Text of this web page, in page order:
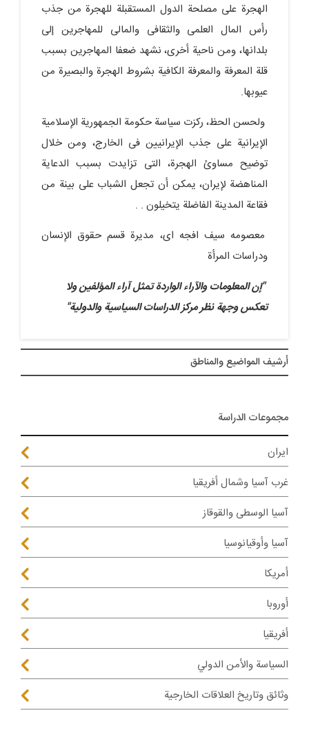
الهجرة على مصلحة الدول المستقبلة للهجرة من جذب
رأس المال العلمی والثقافی والمالی للمهاجرین إلى
بلدانها، ومن ناحیة أخرى، نشهد ضعفا المهاجرین بسبب
قلة المعرفة والمعرفة الکافیة بشروط الهجرة والبصیرة من
عیوبها.
ولحسن الحظ، رکزت سیاسة حکومة الجمهوریة الإسلامیة
الإیرانیة على جذب الإیرانیین فی الخارج، ومن خلال
توضیح مساوئ الهجرة، التی تزایدت بسبب الدعایة
المناهضة لإیران، یمکن أن تجعل الشباب على بینة من
فقاعة المدینة الفاضلة یتخیلون . .
معصومه سیف افجه ای، مدیرة قسم حقوق الإنسان
ودراسات المرأة
"إن المعلومات والآراء الواردة تمثل آراء المؤلفین ولا
تعکس وجهة نظر مرکز الدراسات السیاسیة والدولیة"
أرشيف المواضیع والمناطق
مجموعات الدراسة
ايران
غرب آسيا وشمال أفريقيا
آسيا الوسطى والقوقاز
آسيا وأوقيانوسيا
أمريكا
أوروبا
أفريقيا
السياسة والأمن الدولي
وثائق وتاريخ العلاقات الخارجية